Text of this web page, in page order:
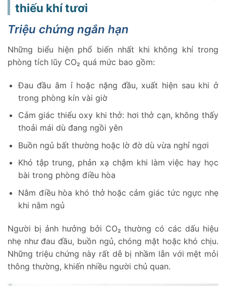
thiếu khí tươi
Triệu chứng ngắn hạn
Những biểu hiện phổ biến nhất khi không khí trong
phòng tích lũy CO₂ quá mức bao gồm:
Đau đầu âm ỉ hoặc nặng đầu, xuất hiện sau khi ở
trong phòng kín vài giờ
Cảm giác thiếu oxy khi thở: hơi thở cạn, không thấy
thoải mái dù đang ngồi yên
Buồn ngủ bất thường hoặc lờ đờ dù vừa nghỉ ngơi
Khó tập trung, phản xạ chậm khi làm việc hay học
bài trong phòng điều hòa
Nằm điều hòa khó thở hoặc cảm giác tức ngực nhẹ
khi nằm ngủ
Người bị ảnh hưởng bởi CO₂ thường có các dấu hiệu
nhẹ như đau đầu, buồn ngủ, chóng mặt hoặc khó chịu.
Những triệu chứng này rất dễ bị nhầm lẫn với mệt mỏi
thông thường, khiến nhiều người chủ quan.